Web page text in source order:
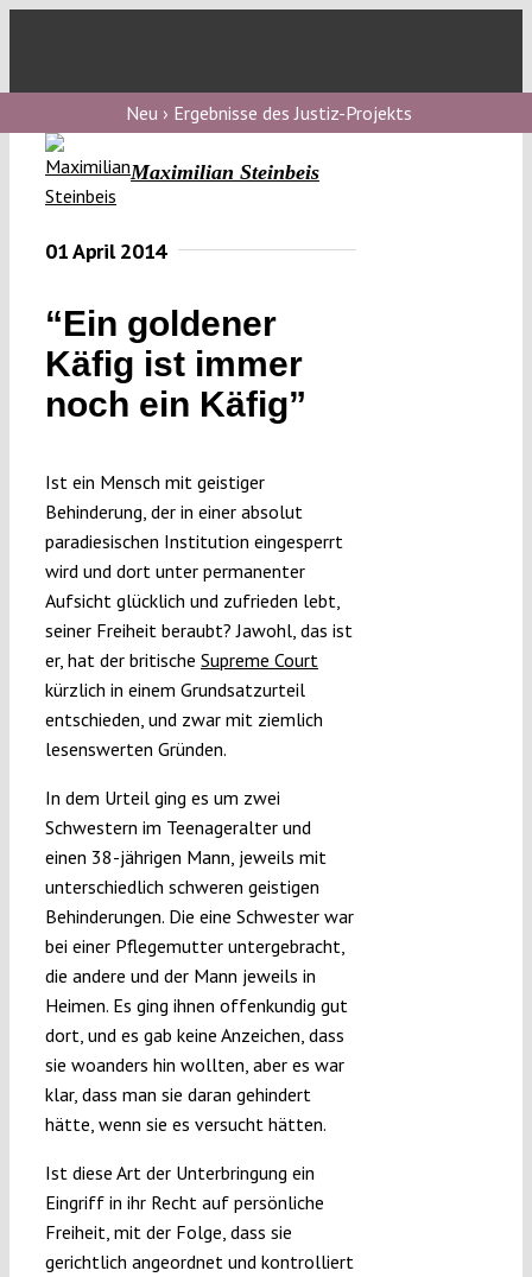
Neu › Ergebnisse des Justiz-Projekts
Maximilian Steinbeis
01 April 2014
“Ein goldener
Käfig ist immer
noch ein Käfig”
Ist ein Mensch mit geistiger
Behinderung, der in einer absolut
paradiesischen Institution eingesperrt
wird und dort unter permanenter
Aufsicht glücklich und zufrieden lebt,
seiner Freiheit beraubt? Jawohl, das ist
er, hat der britische Supreme Court
kürzlich in einem Grundsatzurteil
entschieden, und zwar mit ziemlich
lesenswerten Gründen.
In dem Urteil ging es um zwei
Schwestern im Teenageralter und
einen 38-jährigen Mann, jeweils mit
unterschiedlich schweren geistigen
Behinderungen. Die eine Schwester war
bei einer Pflegemutter untergebracht,
die andere und der Mann jeweils in
Heimen. Es ging ihnen offenkundig gut
dort, und es gab keine Anzeichen, dass
sie woanders hin wollten, aber es war
klar, dass man sie daran gehindert
hätte, wenn sie es versucht hätten.
Ist diese Art der Unterbringung ein
Eingriff in ihr Recht auf persönliche
Freiheit, mit der Folge, dass sie
gerichtlich angeordnet und kontrolliert